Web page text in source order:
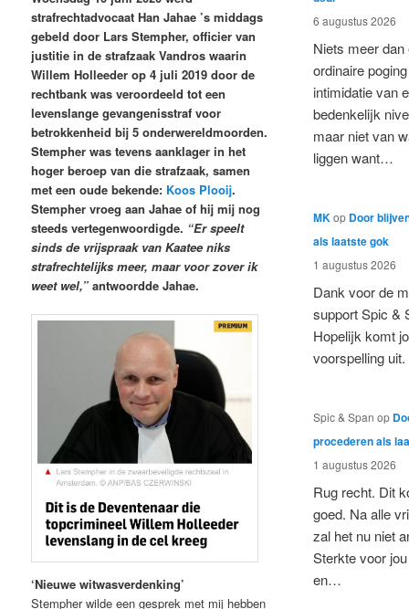
strafrechtadvocaat Han Jahae ’s middags
gebeld door Lars Stempher, officier van
justitie in de strafzaak Vandros waarin
Willem Holleeder op 4 juli 2019 door de
rechtbank was veroordeeld tot een
levenslange gevangenisstraf voor
betrokkenheid bij 5 onderwereldmoorden.
Stempher was tevens aanklager in het
hoger beroep van die strafzaak, samen
met een oude bekende: Koos Plooi.
Stempher vroeg aan Jahae of hij mij nog
steeds vertegenwoordigde. “Er speelt
sinds de vrijspraak van Kaatee niks
strafrechtelijks meer, maar voor zover ik
weet wel,” antwoordde Jahae.
‘Nieuwe witwasverdenking’
Stempher wilde een gesprek met mij hebben
6 augustus 2026
Niets meer dan
ordinaire
intimidatie van
bedenkelijk
maar niet van
liggen want…
MKop Door
als laatste gok
1 augustus 2026
Dank voor de
support Spic &
Hopelijk komt
voorspelling uit.
Spic & Span op
procederen als
1 augustus 2026
Rug recht. Dit
goed. Na alle
zal het nu niet
Sterkte voor
en…